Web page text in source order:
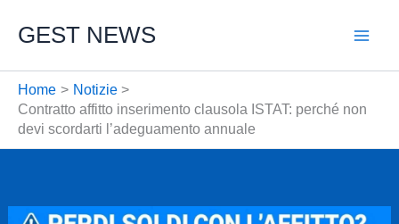
GEST NEWS
Home
Notizie
Contratto affitto inserimento clausola ISTAT: perché non
devi scordarti l’adeguamento annuale